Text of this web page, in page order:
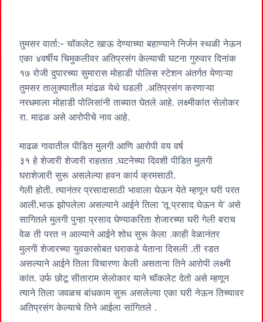
तुमसर वार्ता:- चॉकलेट खाऊ देण्याच्या बहाण्याने निर्जन स्थळी नेऊन
एका ४वर्षीय चिमुकलीवर अतिप्रसंग केल्याची घटना गुरुवार दिनांक
१७ रोजी दुपारच्या सुमारास मोहाडी पोलिस स्टेशन अंतर्गत येणाऱ्या
तुमसर तालुक्यातील मांढळ येथे घडली .अतिप्रसंग करणाऱ्या
नरधमाला मोहाडी पोलिसांनी ताब्यात घेतले आहे. लक्ष्मीकांत सेलोकर
रा. माढळ असे आरोपीचे नाव आहे.
माढळ गावातील पीडित मुलगी आणि आरोपी वय वर्ष
३१ हे शेजारी शेजारी राहतात .घटनेच्या दिवशी पीडित मुलगी
घराशेजारी सुरू असलेल्या हवन कार्य क्रमसाठी.
गेली होती. त्यानंतर प्रसादासाठी भावाला घेऊन येते म्हणून घरी परत
आली.भाऊ झोपलेला असल्याने आईने तिला ‘तू प्रसाद घेऊन ये’ असे
सागितले मुलगी पुन्हा प्रसाद घेण्याकरिता शेजारच्या घरी गेली बराच
वेळ ती परत न आल्याने आईने शोध सुरू केला .काही वेळानंतर
मुलगी शेजारच्या युवकासोबत घराकडे येताना दिसली .ती रडत
असल्याने आईने तिला विचारणा केली असताना तिने आरोपी लक्ष्मी
कांत. उर्फ छोटू सीताराम सेलोकार याने चॉकलेट देतो असे म्हणून
त्याने तिला जवळच बांधकाम सुरू असलेल्या एका घरी नेऊन तिच्यावर
अतिप्रसंग केल्याचे तिने आईला सांगितले .